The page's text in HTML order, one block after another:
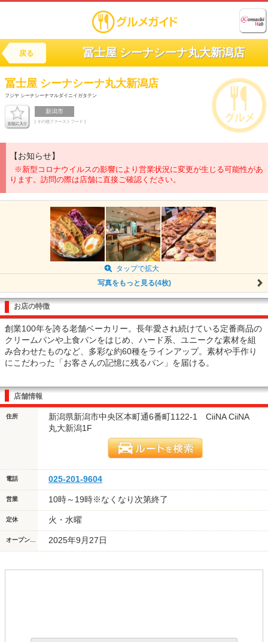
戻る 冨士屋 シーナシーナ丸大新潟店
冨士屋 シーナシーナ丸大新潟店
フジヤ シーナシーナマルダイニイガタテン
新潟市
[ その他ファーストフード ]
【お知らせ】
※新型コロナウイルスの影響により営業状況に変更が生じる可能性があ
ります。訪問の際は店舗に直接ご確認ください。
タップで拡大
写真をもっと見る(4枚)
お店の特徴
創業100年を誇る老舗ベーカリー。長年愛され続けている定番商品の
クリームパンや上食パンをはじめ、ハード系、ユニークな素材を組
み合わせたものなど、多彩な約60種をラインアップ。素材や手作り
にこだわった「お客さんの記憶に残るパン」を届ける。
店舗情報
住所
新潟県新潟市中央区本町通6番町1122-1 CiiNA CiiNA
丸大新潟1F
電話 025-201-9604
営業 10時～19時※なくなり次第終了
定休 火・水曜
2025年9月27日